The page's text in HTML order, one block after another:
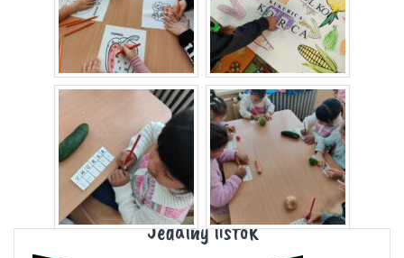
Jedálny lístok